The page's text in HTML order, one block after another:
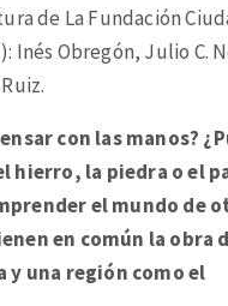
de La Fundación
Inés Obregón, Julio C.
con las manos?
hierro, la piedra o el
el mundo de
en común la obra
y una región como el